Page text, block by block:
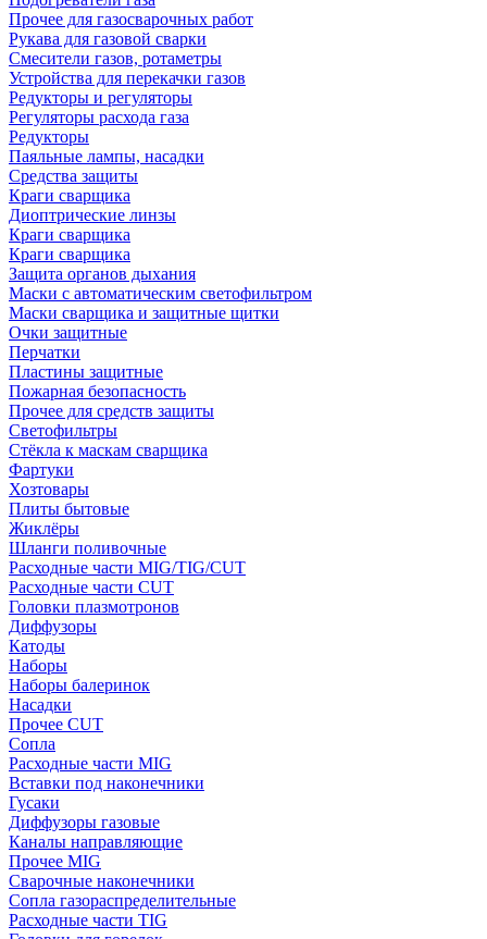
Прочее для газосварочных работ
Рукава для газовой сварки
Смесители газов, ротаметры
Устройства для перекачки газов
Редукторы и регуляторы
Регуляторы расхода газа
Редукторы
Паяльные лампы, насадки
Средства защиты
Краги сварщика
Диоптрические линзы
Краги сварщика
Краги сварщика
Защита органов дыхания
Маски с автоматическим светофильтром
Маски сварщика и защитные щитки
Очки защитные
Перчатки
Пластины защитные
Пожарная безопасность
Прочее для средств защиты
Светофильтры
Стёкла к маскам сварщика
Фартуки
Хозтовары
Плиты бытовые
Жиклёры
Шланги поливочные
Расходные части MIG/TIG/CUT
Расходные части CUT
Головки плазмотронов
Диффузоры
Катоды
Наборы
Наборы балеринок
Насадки
Прочее CUT
Сопла
Расходные части MIG
Вставки под наконечники
Гусаки
Диффузоры газовые
Каналы направляющие
Прочее MIG
Сварочные наконечники
Сопла газораспределительные
Расходные части TIG